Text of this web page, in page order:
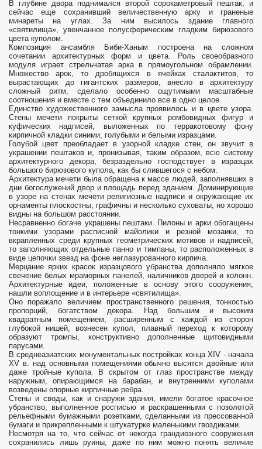
В глубине двора поднимался второй сорокаметровый пештак, и
сейчас еще сохранивший величественную арку и граненые
минареты на углах. За ним высилось здание главного
«святилища», увенчанное полусферическим гладким бирюзового
цвета куполом.
Композиция ансамбля Биби-Ханым построена на сложном
сочетании архитектурных форм и цвета. Роль своеобразного
модуля играет стрельчатая арка в прямоугольном обрамлении.
Множество арок, то дробящихся в ячейках сталактитов, то
вырастающих до гигантских размеров, внесло в архитектуру
сложный ритм, сделало особенно ощутимыми масштабные
соотношения и вместе с тем объединило все в одно целое.
Единство художественного замысла проявилось и в цвете узора.
Стены мечети покрыты сеткой крупных ромбовидных фигур и
куфических надписей, выложенных по терракотовому фону
кирпичной кладки синими, голубыми и белыми изразцами.
Голубой цвет преобладает в узорной кладке стен, он звучит в
украшении пештаков и, пронизывая, таким образом, всю систему
архитектурного декора, безраздельно господствует в изразцах
большого бирюзового купола, как бы слившегося с небом.
Архитектура мечети была обращена к массе людей, заполнявших в
дни богослужений двор и площадь перед зданием. Доминирующие
в узоре на стенах мечети религиозные надписи и окружающие их
орнаменты плоскостны, графичны и несколько суховаты, но хорошо
видны на большом расстоянии.
Несравненно богаче украшены пештаки. Пилоны и арки обогащены
тонкими узорами расписной майолики и резной мозаики, то
вкрапленных среди крупных геометрических мотивов и надписей,
то заполняющих отдельные панно и тимпаны, то расположенных в
виде цепочки звезд на фоне неглазурованного кирпича.
Мерцание ярких красок изразцового убранства дополняло мягкое
свечение белых мраморных панелей, наличников дверей и колонн.
Архитектурные идеи, положенные в основу этого сооружения,
нашли воплощение и в интерьере «святилища».
Оно поражало величием пространственного решения, тонкостью
пропорций, богатством декора. Над большим и высоким
квадратным помещением, расширенным с каждой из сторон
глубокой нишей, вознесен купол, плавный переход к которому
образуют тромпы, конструктивно дополненные щитовидными
парусами.
В среднеазиатских монументальных постройках конца XIV - начала
XV в. над основными помещениями обычно высятся двойные или
даже тройные купола. В скрытом от глаз пространстве между
наружным, опирающимся на барабан, и внутренними куполами
возведены опорные кирпичные ребра.
Стены и своды, как и снаружи здания, имели богатое красочное
убранство, выполненное росписью и раскрашенными с позолотой
рельефными бумажными розетками, сделанными из прессованной
бумаги и прикрепленными к штукатурке маленькими гвоздиками.
Несмотря на то, что сейчас от некогда грандиозного сооружения
сохранились лишь руины, даже по ним можно понять величие